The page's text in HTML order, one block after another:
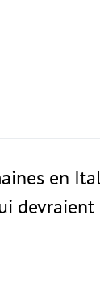
en
devraient